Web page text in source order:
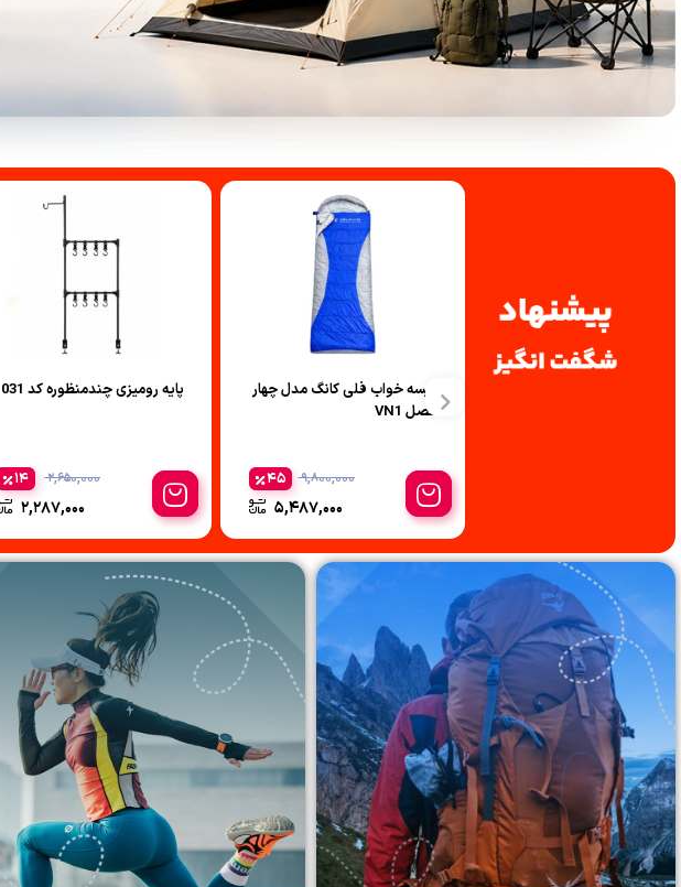
کیسه خواب فلی کانگ مدل چهار
فصل VN1
9,800,000
5,487,000
45
پایه رومیزی چندمنظوره کد 031
2,650,000
2,287,000
14